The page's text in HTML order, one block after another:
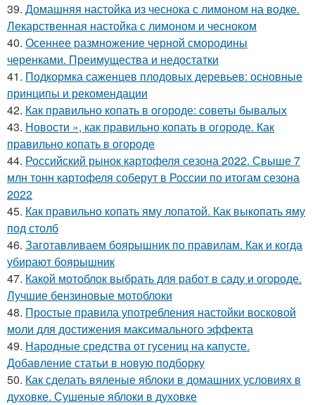
39. Домашняя настойка из чеснока с лимоном на водке.
Лекарственная настойка с лимоном и чесноком
40. Осеннее размножение черной смородины
черенками. Преимущества и недостатки
41. Подкормка саженцев плодовых деревьев: основные
принципы и рекомендации
42. Как правильно копать в огороде: советы бывалых
43. Новости », как правильно копать в огороде. Как
правильно копать в огороде
44. Российский рынок картофеля сезона 2022. Свыше 7
млн тонн картофеля соберут в России по итогам сезона
2022
45. Как правильно копать яму лопатой. Как выкопать яму
под столб
46. Заготавливаем боярышник по правилам. Как и когда
убирают боярышник
47. Какой мотоблок выбрать для работ в саду и огороде.
Лучшие бензиновые мотоблоки
48. Простые правила употребления настойки восковой
моли для достижения максимального эффекта
49. Народные средства от гусениц на капусте.
Добавление статьи в новую подборку
50. Как сделать вяленые яблоки в домашних условиях в
духовке. Сушеные яблоки в духовке